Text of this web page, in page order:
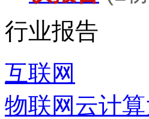
行业报告
互联网
物联网 云计算